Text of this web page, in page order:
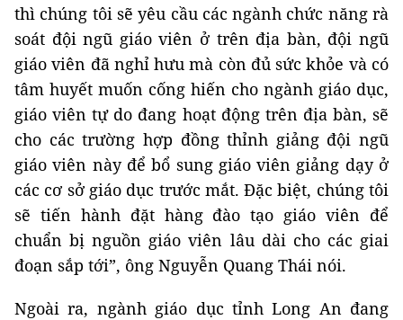
thì chúng tôi sẽ yêu cầu các ngành chức năng rà
soát đội ngũ giáo viên ở trên địa bàn, đội ngũ
giáo viên đã nghỉ hưu mà còn đủ sức khỏe và có
tâm huyết muốn cống hiến cho ngành giáo dục,
giáo viên tự do đang hoạt động trên địa bàn, sẽ
cho các trường hợp đồng thỉnh giảng đội ngũ
giáo viên này để bổ sung giáo viên giảng dạy ở
các cơ sở giáo dục trước mắt. Đặc biệt, chúng tôi
sẽ tiến hành đặt hàng đào tạo giáo viên để
chuẩn bị nguồn giáo viên lâu dài cho các giai
đoạn sắp tới”, ông Nguyễn Quang Thái nói.
Ngoài ra, ngành giáo dục tỉnh Long An đang